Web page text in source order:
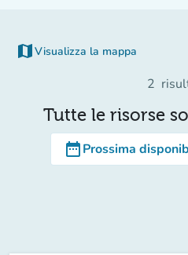
map Visualizza la mappa
(nuova scheda)
2
Tutte le risorse
date_rangeProssima